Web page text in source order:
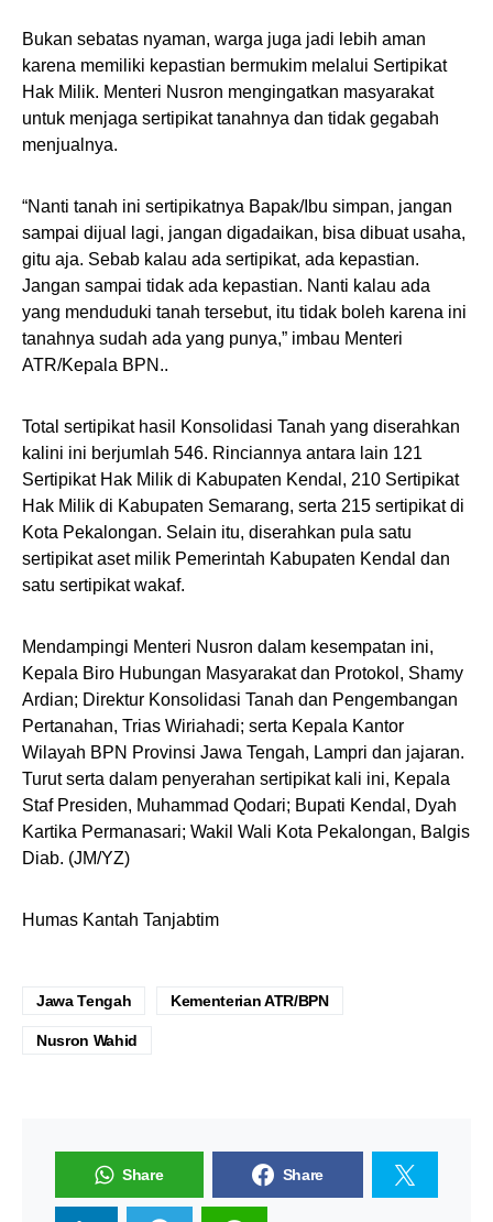
Bukan sebatas nyaman, warga juga jadi lebih aman
karena memiliki kepastian bermukim melalui Sertipikat
Hak Milik. Menteri Nusron mengingatkan masyarakat
untuk menjaga sertipikat tanahnya dan tidak gegabah
menjualnya.
“Nanti tanah ini sertipikatnya Bapak/Ibu simpan, jangan
sampai dijual lagi, jangan digadaikan, bisa dibuat usaha,
gitu aja. Sebab kalau ada sertipikat, ada kepastian.
Jangan sampai tidak ada kepastian. Nanti kalau ada
yang menduduki tanah tersebut, itu tidak boleh karena ini
tanahnya sudah ada yang punya,” imbau Menteri
ATR/Kepala BPN..
Total sertipikat hasil Konsolidasi Tanah yang diserahkan
kalini ini berjumlah 546. Rinciannya antara lain 121
Sertipikat Hak Milik di Kabupaten Kendal, 210 Sertipikat
Hak Milik di Kabupaten Semarang, serta 215 sertipikat di
Kota Pekalongan. Selain itu, diserahkan pula satu
sertipikat aset milik Pemerintah Kabupaten Kendal dan
satu sertipikat wakaf.
Mendampingi Menteri Nusron dalam kesempatan ini,
Kepala Biro Hubungan Masyarakat dan Protokol, Shamy
Ardian; Direktur Konsolidasi Tanah dan Pengembangan
Pertanahan, Trias Wiriahadi; serta Kepala Kantor
Wilayah BPN Provinsi Jawa Tengah, Lampri dan jajaran.
Turut serta dalam penyerahan sertipikat kali ini, Kepala
Staf Presiden, Muhammad Qodari; Bupati Kendal, Dyah
Kartika Permanasari; Wakil Wali Kota Pekalongan, Balgis
Diab. (JM/YZ)
Humas Kantah Tanjabtim
Jawa Tengah Kementerian ATR/BPN
Nusron Wahid
Share Share